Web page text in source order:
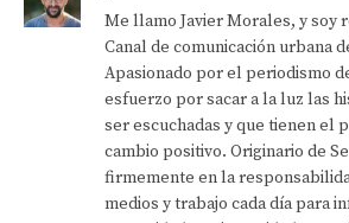
Me llamo Javier Morales, y soy
Canal de comunicación urbana
Apasionado por el periodismo
esfuerzo por sacar a la luz las
ser escuchadas y que tienen el
cambio positivo. Originario de
firmemente en la
medios y trabajo cada día para